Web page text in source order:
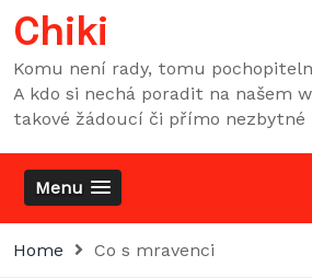
Skip
to
content
Chiki
Komu není rady, tomu
A kdo si nechá poradit na našem
takové žádoucí či přímo nezbytné
Menu
Home Co s mravenci